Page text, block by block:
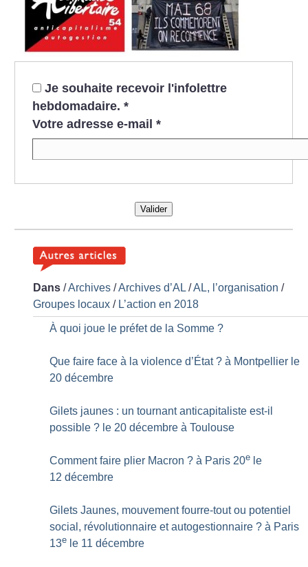
Je souhaite recevoir l'infolettre
hebdomadaire. *
Votre adresse e-mail *
Valider
Dans /Archives /Archives d’AL /AL, l’organisation /
Groupes locaux / L’action en 2018
À quoi joue le préfet de la Somme ?
Que faire face à la violence d’État ? à Montpellier le
20 décembre
Gilets jaunes : un tournant anticapitaliste est-il
possible ? le 20 décembre à Toulouse
Comment faire plier Macron ? à Paris 20e le
12 décembre
Gilets Jaunes, mouvement fourre-tout ou potentiel
social, révolutionnaire et autogestionnaire ? à Paris
13e le 11 décembre